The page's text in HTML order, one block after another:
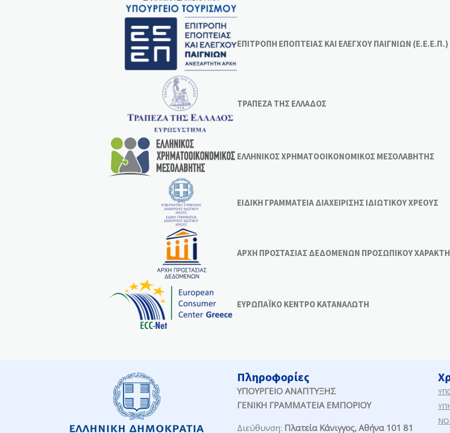
ΕΠΙΤΡΟΠΗ ΕΠΟΠΤΕΙΑΣ ΚΑΙ ΕΛΕΓΧΟΥ ΠΑΙΓΝΙΩΝ (Ε.Ε.Ε.Π.)
ΤΡΑΠΕΖΑ ΤΗΣ ΕΛΛΑΔΟΣ
ΕΛΛΗΝΙΚΟΣ ΧΡΗΜΑΤΟΟΙΚΟΝΟΜΙΚΟΣ ΜΕΣΟΛΑΒΗΤΗΣ
ΕΙΔΙΚΗ ΓΡΑΜΜΑΤΕΙΑ ΔΙΑΧΕΙΡΙΣΗΣ ΙΔΙΩΤΙΚΟΥ ΧΡΕΟΥΣ
ΑΡΧΗ ΠΡΟΣΤΑΣΙΑΣ ΔΕΔΟΜΕΝΩΝ ΠΡΟΣΩΠΙΚΟΥ
ΕΥΡΩΠΑΪΚΟ ΚΕΝΤΡΟ ΚΑΤΑΝΑΛΩΤΗ
Πληροφορίες
ΥΠΟΥΡΓΕΙΟ ΑΝΑΠΤΥΞΗΣ
ΓΕΝΙΚΗ ΓΡΑΜΜΑΤΕΙΑ ΕΜΠΟΡΙΟΥ
Διεύθυνση: Πλατεία Κάνιγγος, Αθήνα 101 81